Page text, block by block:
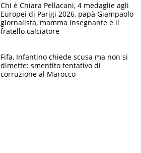
Chi è Chiara Pellacani, 4 medaglie agli
Europei di Parigi 2026, papà Giampaolo
giornalista, mamma insegnante e il
fratello calciatore
Fifa, Infantino chiede scusa ma non si
dimette: smentito tentativo di
corruzione al Marocco